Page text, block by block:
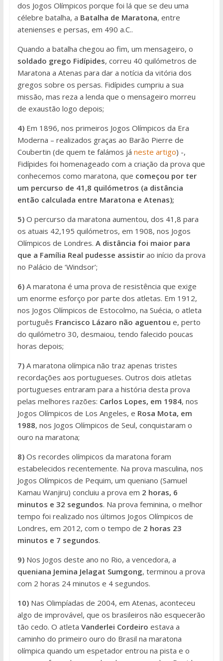
dos Jogos Olímpicos porque foi lá que se deu uma
célebre batalha, a Batalha de Maratona, entre
atenienses e persas, em 490 a.C..
Quando a batalha chegou ao fim, um mensageiro, o
soldado grego Fidípides, correu 40 quilómetros de
Maratona a Atenas para dar a notícia da vitória dos
gregos sobre os persas. Fidípides cumpriu a sua
missão, mas reza a lenda que o mensageiro morreu
de exaustão logo depois;
4)Em 1896, nos primeiros Jogos Olímpicos da Era
Moderna – realizados graças ao Barão Pierre de
Coubertin (de quem te falámos já neste artigo) -,
Fidípides foi homenageado com a criação da prova que
conhecemos como maratona, que começou por ter
um percurso de 41,8 quilómetros (a distância
então calculada entre Maratona e Atenas);
5)O percurso da maratona aumentou, dos 41,8 para
os atuais 42,195 quilómetros, em 1908, nos Jogos
Olímpicos de Londres. A distância foi maior para
que a Família Real pudesse assistirao início da prova
no Palácio de ‘Windsor’;
6)A maratona é uma prova de resistência que exige
um enorme esforço por parte dos atletas. Em 1912,
nos Jogos Olímpicos de Estocolmo, na Suécia, o atleta
português Francisco Lázaro não aguentou e, perto
do quilómetro 30, desmaiou, tendo falecido poucas
horas depois;
7)A maratona olímpica não traz apenas tristes
recordações aos portugueses. Outros dois atletas
portugueses entraram para a história desta prova
pelas melhores razões: Carlos Lopes, em 1984, nos
Jogos Olímpicos de Los Angeles, e Rosa Mota, em
1988, nos Jogos Olímpicos de Seul, conquistaram o
ouro na maratona;
8)Os recordes olímpicos da maratona foram
estabelecidos recentemente. Na prova masculina, nos
Jogos Olímpicos de Pequim, um queniano (Samuel
Kamau Wanjiru) concluiu a prova em 2 horas, 6
minutos e 32 segundos. Na prova feminina, o melhor
tempo foi realizado nos últimos Jogos Olímpicos de
Londres, em 2012, com o tempo de 2 horas 23
minutos e 7 segundos.
9)Nos Jogos deste ano no Rio, a vencedora, a
queniana Jemina Jelagat Sumgong, terminou a prova
com 2 horas 24 minutos e 4 segundos.
10)Nas Olimpíadas de 2004, em Atenas, aconteceu
algo de improvável, que os brasileiros não esquecerão
tão cedo. O atleta Vanderlei Cordeiro estava a
caminho do primeiro ouro do Brasil na maratona
olímpica quando um espetador entrou na pista e o